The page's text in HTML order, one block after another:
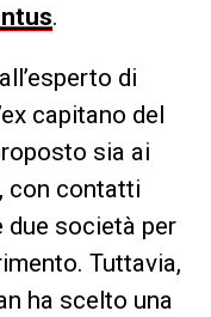
.
di
capitano del
sia ai
con contatti
due società per
Tuttavia,
ha scelto una